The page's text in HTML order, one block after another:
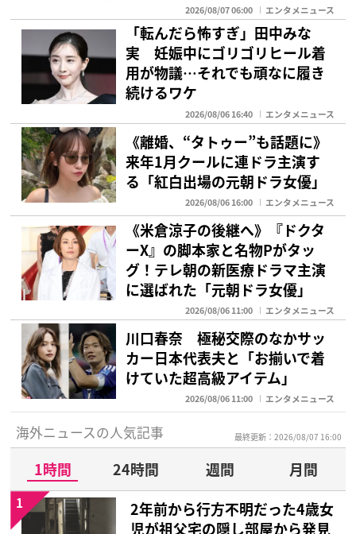
2026/08/07 06:00 エンタメニュース
「転んだら怖すぎ」田中みな
実 妊娠中にゴリゴリヒール着
用が物議…それでも頑なに履き
続けるワケ
2026/08/06 16:40 エンタメニュース
《離婚、“タトゥー”も話題に》
来年1月クールに連ドラ主演す
る「紅白出場の元朝ドラ女優」
2026/08/06 16:00 エンタメニュース
《米倉涼子の後継へ》『ドクタ
ーX』の脚本家と名物Pがタッ
グ！テレ朝の新医療ドラマ主演
に選ばれた「元朝ドラ女優」
2026/08/06 11:00 エンタメニュース
川口春奈 極秘交際のなかサッ
カー日本代表夫と「お揃いで着
けていた超高級アイテム」
2026/08/06 11:00 エンタメニュース
海外ニュースの人気記事 最終更新：2026/08/07 16:00
1時間 24時間 週間
月間
2年前から行方不明だった4歳女
児が祖父宅の隠し部屋から発見
1